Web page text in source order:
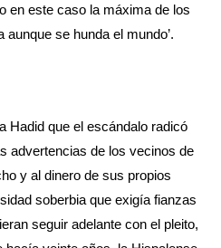
en este caso la máxima de los
aunque se hunda el mundo’.
Hadid que el escándalo radicó
advertencias de los vecinos de
y al dinero de sus propios
soberbia que exigía fianzas
seguir adelante con el pleito,